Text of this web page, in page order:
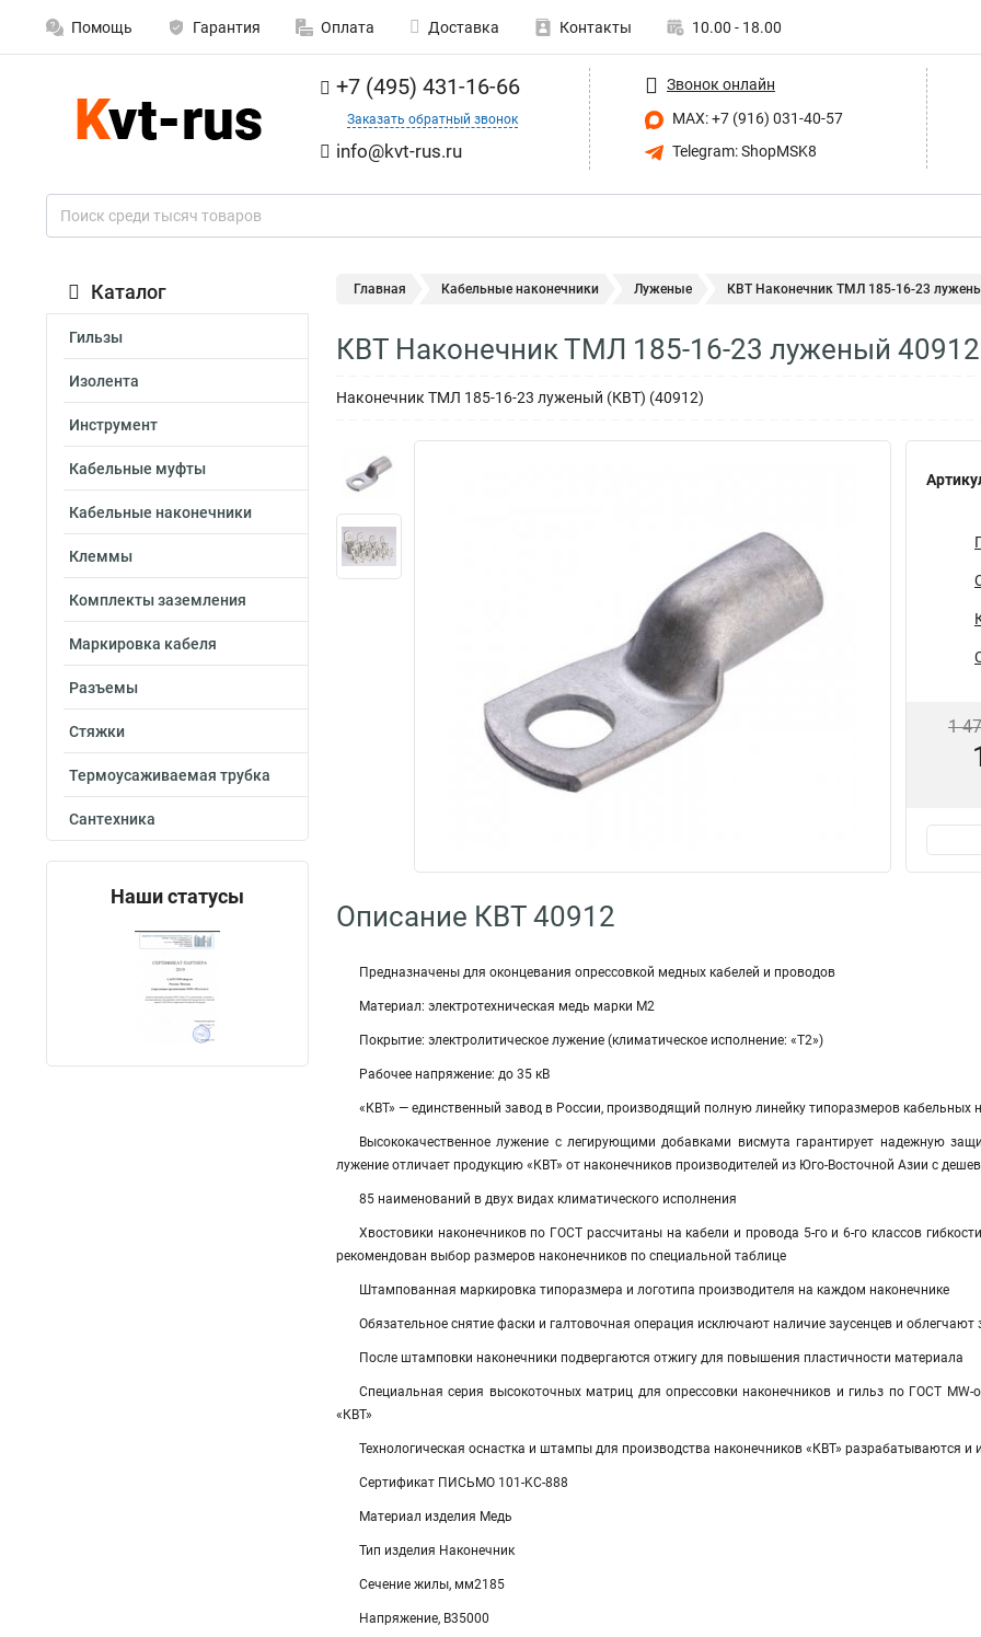
Помощь Гарантия Оплата Доставка Контакты 10.00 - 18.00
+7 (495) 431-16-66
Заказать обратный звонок
info@kvt-rus.ru
Звонок онлайн
MAX: +7 (916) 031-40-57
Telegram: ShopMSK8
Каталог
Гильзы
Изолента
Инструмент
Кабельные муфты
Кабельные наконечники
Клеммы
Комплекты заземления
Маркировка кабеля
Разъемы
Стяжки
Термоусаживаемая трубка
Сантехника
Наши статусы
Главная Кабельные наконечники Луженые КВТ Наконечник ТМЛ 185-16-23
КВТ Наконечник ТМЛ 185-16-23 луженый 40912
Наконечник ТМЛ 185-16-23 луженый (КВТ) (40912)
1
Описание КВТ 40912
Предназначены для оконцевания опрессовкой медных кабелей и проводов
Материал: электротехническая медь марки М2
Покрытие: электролитическое лужение (климатическое исполнение: «Т2»)
Рабочее напряжение: до 35 кВ
«КВТ» — единственный завод в России, производящий полную линейку типоразмеров кабельных
Высококачественное лужение с легирующими добавками висмута гарантирует надежную
лужение отличает продукцию «КВТ» от наконечников производителей из Юго-Восточной Азии с
85 наименований в двух видах климатического исполнения
Хвостовики наконечников по ГОСТ рассчитаны на кабели и провода 5-го и 6-го классов
рекомендован выбор размеров наконечников по специальной таблице
Штампованная маркировка типоразмера и логотипа производителя на каждом наконечнике
Обязательное снятие фаски и галтовочная операция исключают наличие заусенцев и
После штамповки наконечники подвергаются отжигу для повышения пластичности материала
Специальная серия высокоточных матриц для опрессовки наконечников и гильз по ГОСТ
«КВТ»
Технологическая оснастка и штампы для производства наконечников «КВТ» разрабатываются и
Сертификат ПИСЬМО 101-KC-888
Материал изделия Медь
Тип изделия Наконечник
Сечение жилы, мм2185
Напряжение, В35000